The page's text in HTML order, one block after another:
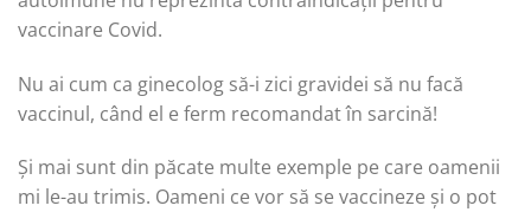
vaccinare Covid.
Nu ai cum ca ginecolog să-i zici gravidei să nu facă
vaccinul, când el e ferm recomandat în sarcină!
Și mai sunt din păcate multe exemple pe care oamenii
mi le-au trimis. Oameni ce vor să se vaccineze și o pot